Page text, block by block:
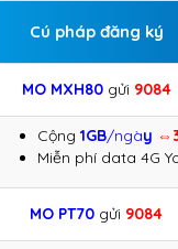
Cú pháp đăng ký
MO MXH80gửi 9084
Cộng 1GB/ngày ⇔
Miễn phí data 4G
MO PT70 gửi 9084